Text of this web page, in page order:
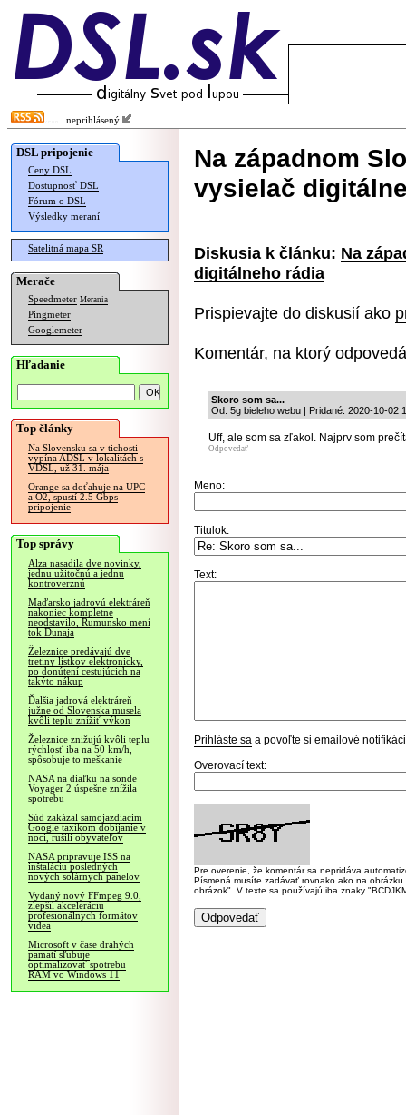
neprihlásený
DSL pripojenie
Ceny DSL
Dostupnosť DSL
Fórum o DSL
Výsledky meraní
Satelitná mapa SR
Merače
Speedmeter Merania
Pingmeter
Googlemeter
Hľadanie
Top články
Na Slovensku sa v tichosti
vypína ADSL v lokalitách s
VDSL, už 31. mája
Orange sa doťahuje na UPC
a O2, spustí 2.5 Gbps
pripojenie
Top správy
Alza nasadila dve novinky,
jednu užitočnú a jednu
kontroverznú
Maďarsko jadrovú elektráreň
nakoniec kompletne
neodstavilo, Rumunsko mení
tok Dunaja
Železnice predávajú dve
tretiny lístkov elektronicky,
po donútení cestujúcich na
takýto nákup
Ďalšia jadrová elektráreň
južne od Slovenska musela
kvôli teplu znížiť výkon
Železnice znižujú kvôli teplu
rýchlosť iba na 50 km/h,
spôsobuje to meškanie
NASA na diaľku na sonde
Voyager 2 úspešne znížila
spotrebu
Súd zakázal samojazdiacim
Google taxíkom dobíjanie v
noci, rušili obyvateľov
NASA pripravuje ISS na
inštaláciu posledných
nových solárnych panelov
Vydaný nový FFmpeg 9.0,
zlepšil akceleráciu
profesionálnych formátov
videa
Microsoft v čase drahých
pamätí sľubuje
optimalizovať spotrebu
RAM vo Windows 11
Na západnom
vysielač
Diskusia k článku: Na
digitálneho rádia
Prispievajte do diskusií ako
Komentár, na ktorý
Skoro som sa...
Od: 5g bieleho webu | Pridané: 2020-10-02
Uff, ale som sa zľakol. Najprv som
Odpovedať
Meno:
Titulok:
Text:
Prihláste sa a povoľte si emailové
Overovací text:
Pre overenie, že komentár sa nepridáva
Písmená musíte zadávať rovnako ako na
obrázok". V texte sa používajú iba znaky